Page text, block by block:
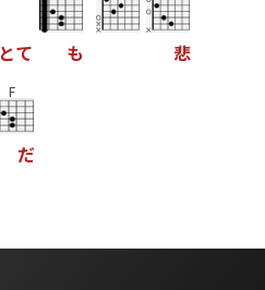
とて も 悲
F
だ